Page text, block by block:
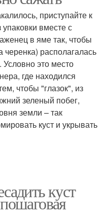
приступайте к
вместе с
в яме так, чтобы
черенка) располагалась
это место
где находился
чтобы "глазок", из
зеленый побег,
земли – так
куст и укрывать
куст